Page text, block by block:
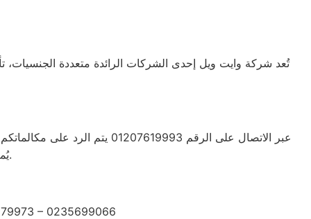
يُمكن الحصول على خدمة دعم عملاء متعددة اللغات تناسب جميع احتياجاتكم.
– 0235699066